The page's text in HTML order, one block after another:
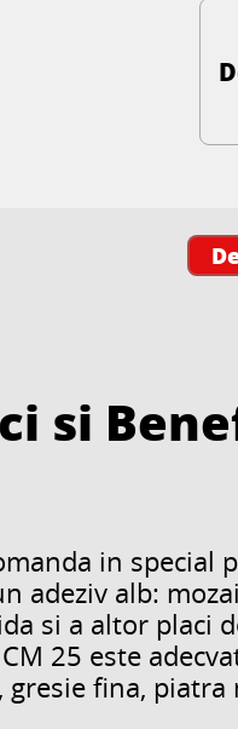
si
in
adeziv alb:
si a altor placi
25 este
fina,